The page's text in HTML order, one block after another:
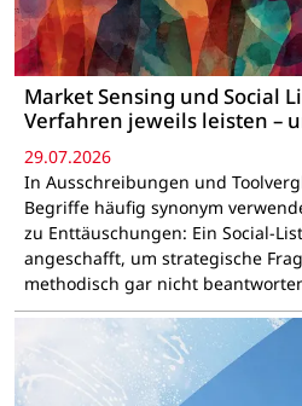
Market Sensing und Social
Verfahren jeweils leisten –
29.07.2026
In Ausschreibungen und
Begriffe häufig synonym
zu Enttäuschungen: Ein Social-
angeschafft, um strategische
methodisch gar nicht